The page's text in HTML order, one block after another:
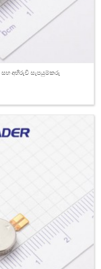
සහ අභිරුචි සැපයුම්කරු